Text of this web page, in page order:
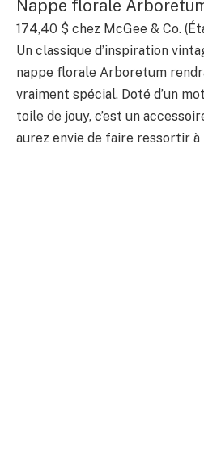
Nappe florale
174,40 $ chez McGee & Co.
Un classique d’inspiration
nappe florale Arboretum
vraiment spécial. Doté d’un
toile de jouy, c’est un
aurez envie de faire ressortir